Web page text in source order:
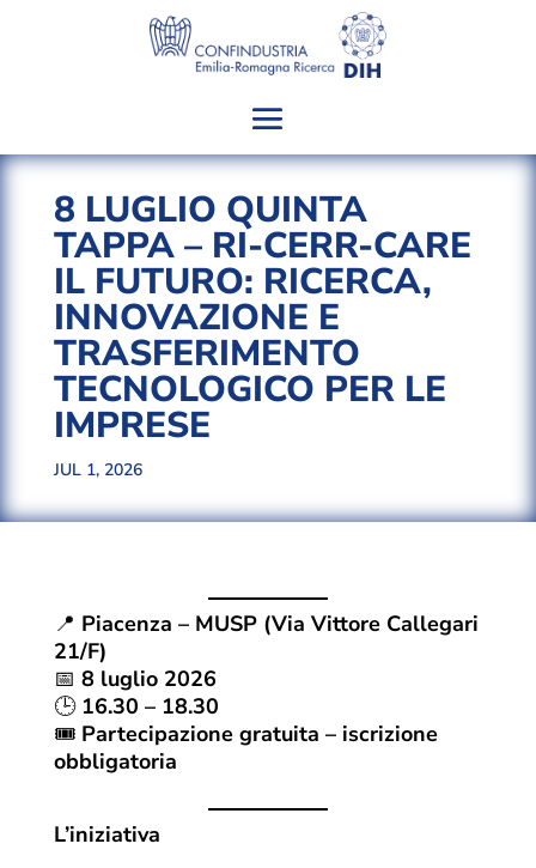
8 LUGLIO QUINTA
TAPPA – RI-CERR-CARE
IL FUTURO: RICERCA,
INNOVAZIONE E
TRASFERIMENTO
TECNOLOGICO PER LE
IMPRESE
JUL 1, 2026
📍 Piacenza – MUSP (Via Vittore Callegari
21/F)
📅 8 luglio 2026
🕒 16.30 – 18.30
🎟 Partecipazione gratuita – iscrizione
obbligatoria
L’iniziativa